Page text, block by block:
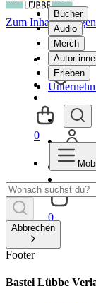
Bücher
Audio
Merch
Erleben
0
Zum Inhalt springen
0
Abbrechen
Footer
Bastei Lübbe